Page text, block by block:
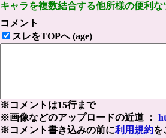
キャラを複数結合する他所様の便利な
コメント
スレをTOPへ (age)
※コメントは15行まで
※画像などのアップロードの近道 ：
※コメント書き込みの前に利用規約を